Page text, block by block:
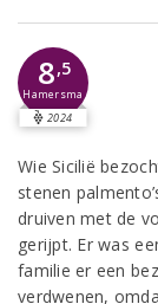
8,5
Hamersma
2024
Wie Sicilië
stenen
druiven met de
gerijpt. Er was
familie er een
verdwenen,